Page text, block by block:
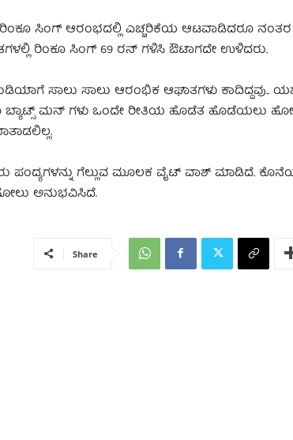
ಸಿಂಗ್ ಆರಂಭದಲ್ಲಿ ಎಚ್ಚರಿಕೆಯ ಆಟವಾಡಿದರೂ ನಂತರ
ರಿಂಕೂ ಸಿಂಗ್ 69 ರನ್ ಗಳಿಸಿ ಔಟಾಗದೇ ಉಳಿದರು.
ಸಾಲು ಸಾಲು ಆರಂಭಿಕ ಆಘಾತಗಳು ಕಾದಿದ್ದವು..
ಬ್ಯಾಟ್ಸ್ ಮನ್ ಗಳು ಒಂದೇ ರೀತಿಯ ಹೊಡೆತ ಹೊಡೆಯಲು
ಗೆಲ್ಲುವ ಮೂಲಕ ವೈಟ್ ವಾಶ್ ಮಾಡಿದೆ. ಕೊನೆಯ
ಅನುಭವಿಸಿದೆ.
Share